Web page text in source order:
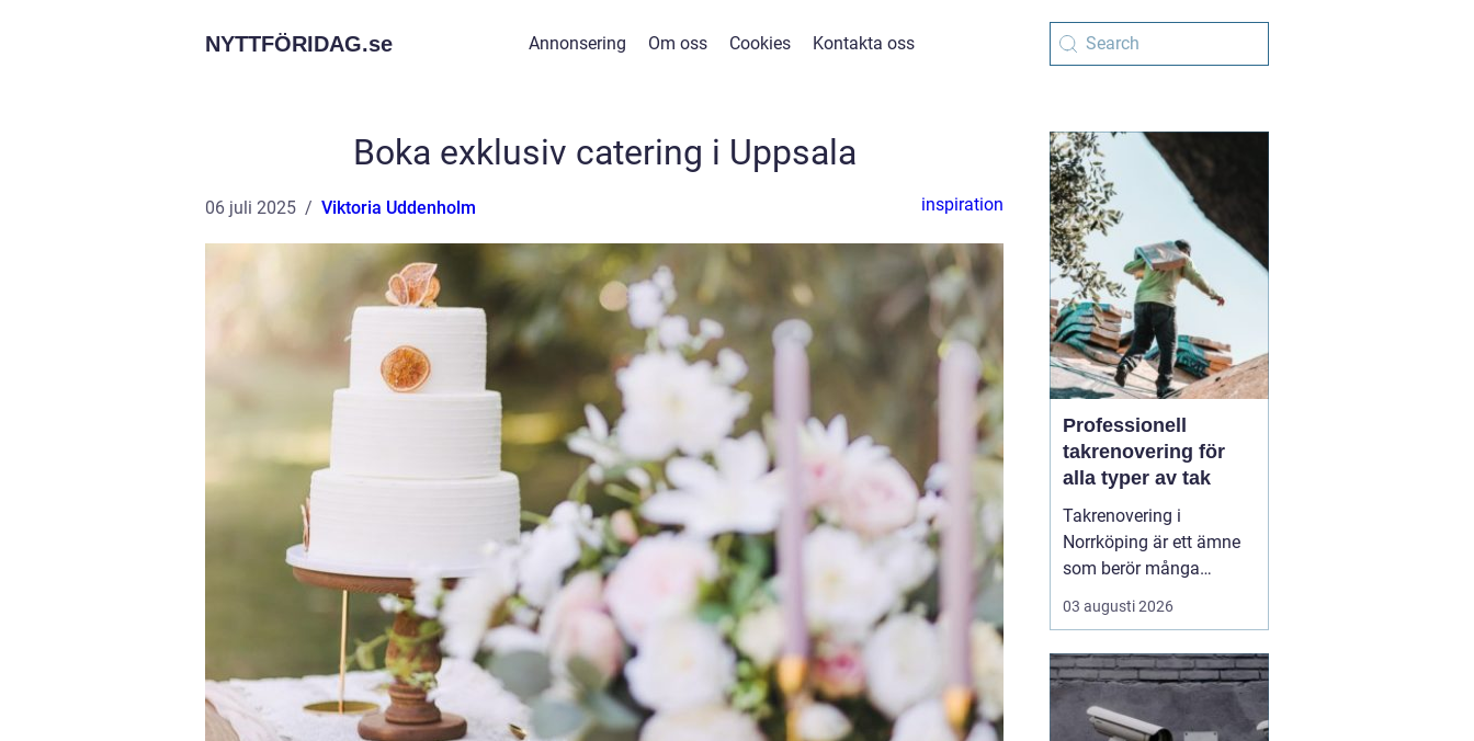
NYTTFÖRIDAG.se Annonsering Om oss Cookies Kontakta oss
Boka exklusiv catering i Uppsala
06 juli 2025 Viktoria Uddenholm inspiration
Professionell
takrenovering för
alla typer av tak
Takrenovering i
Norrköping är ett ämne
som berör många
husägare som vill
skydda sina fastigheter
onödigt höga
energikostnader. Ett
välmående tak ger
03 augusti 2026